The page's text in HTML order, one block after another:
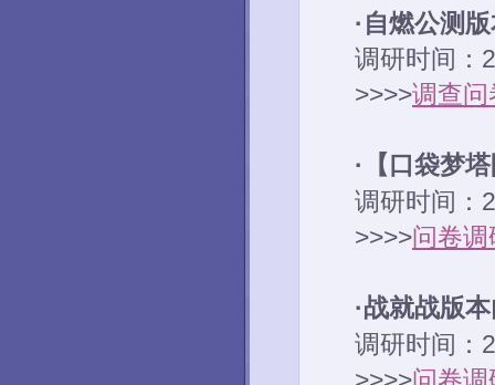
·自燃公测
调研时间：
>>>>调查问
·【口袋梦
调研时间：
>>>>问卷
·战就战版
调研时间：